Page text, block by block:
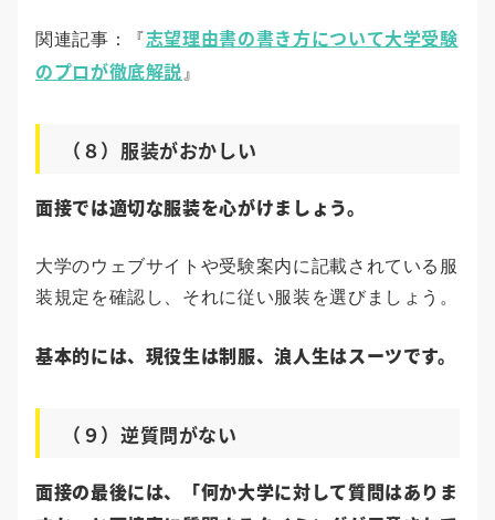
関連記事：『志望理由書の書き方について大学受験
のプロが徹底解説 』
（８）服装がおかしい
面接では適切な服装を心がけましょう。
大学のウェブサイトや受験案内に記載されている服
装規定を確認し、それに従い服装を選びましょう。
基本的には、現役生は制服、浪人生はスーツです。
（９）逆質問がない
面接の最後には、「何か大学に対して質問はありま